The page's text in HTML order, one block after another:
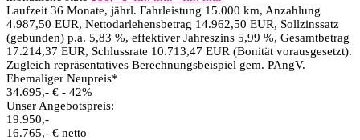
Laufzeit 36 Monate, jährl. Fahrleistung 15.000 km, Anzahlung
4.987,50 EUR, Nettodarlehensbetrag 14.962,50 EUR, Sollzinssatz
(gebunden) p.a. 5,83 %, effektiver Jahreszins 5,99 %, Gesamtbetrag
17.214,37 EUR, Schlussrate 10.713,47 EUR (Bonität vorausgesetzt).
Zugleich repräsentatives Berechnungsbeispiel gem. PAngV.
Ehemaliger Neupreis*
34.695,- € - 42%
Unser Angebotspreis:
19.950,-
16.765,- € netto